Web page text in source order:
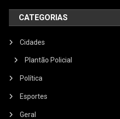
CATEGORIAS
Cidades
Plantão Policial
Política
Esportes
Geral